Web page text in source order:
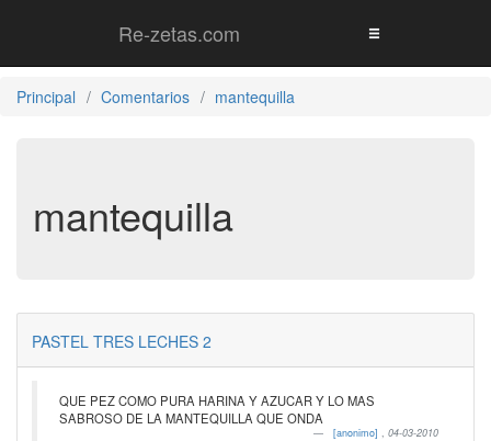
Re-zetas.com
Principal Comentarios mantequilla
mantequilla
PASTEL TRES LECHES 2
QUE PEZ COMO PURA HARINA Y AZUCAR Y LO MAS
SABROSO DE LA MANTEQUILLA QUE ONDA
[anonimo] , 04-03-2010